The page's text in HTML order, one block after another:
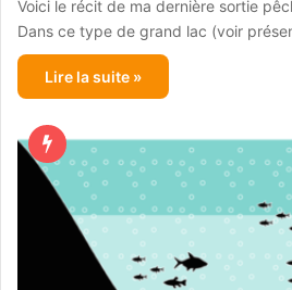
Voici le récit de ma dernière sortie
Dans ce type de grand lac (voir
Lire la suite »